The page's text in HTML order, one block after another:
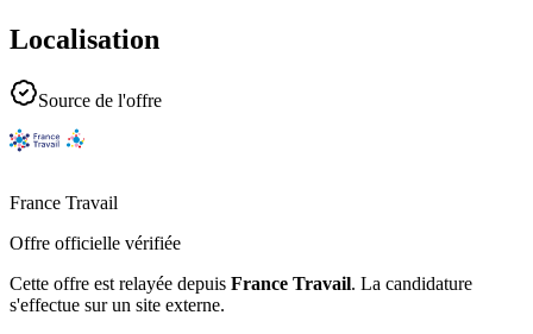
Localisation
Source de l'offre
France Travail
Offre officielle vérifiée
Cette offre est relayée depuis France Travail. La candidature
s'effectue sur un site externe.